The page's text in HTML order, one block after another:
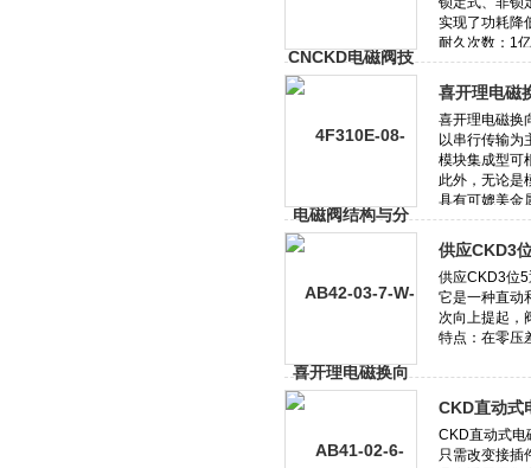
喜开理电磁
供应CKD3
CKD直动式